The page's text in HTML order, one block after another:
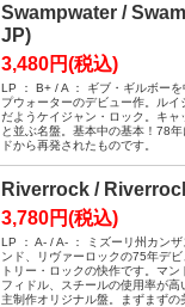
Swampwater /
JP)
3,480円(税込)
LP ： B+ / A ： ギブ・ギルボー
プウォーターのデビュー作。ルイ
だようケイジャン・ロック。キャ
と並ぶ名盤。基本中の基本！78
ドから再発されたものです。
Riverrock /
3,780円(税込)
LP ： A- / A- ： ミズーリ州カン
ンド、リヴァーロックの75年デ
トリー・ロックの快作です。マン
フィドル、スチールの使用率が高
主制作オリジナル盤。まずまずの